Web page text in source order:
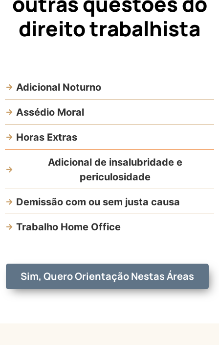
direito trabalhista
Adicional Noturno
Assédio Moral
Horas Extras
Adicional de insalubridade e
periculosidade
Demissão com ou sem justa causa
Trabalho Home Office
Sim, Quero Orientação Nestas Áreas